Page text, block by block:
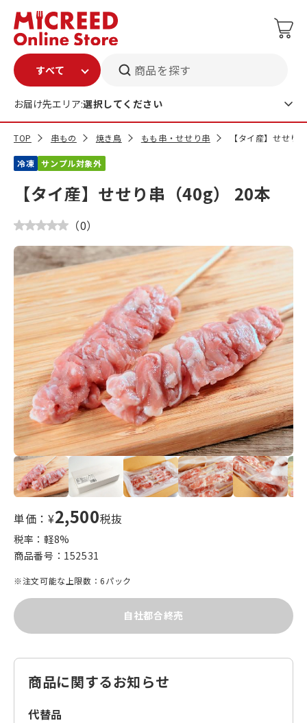
商品を探す
お届け先エリア:選択してください
TOP 串もの 焼き鳥 もも串・せせり串 【タイ産】せせり
冷凍 サンプル対象外
【タイ産】せせり串（40g） 20本
（0）
単価：¥2,500税抜
税率：軽8%
商品番号： 152531
※注文可能な上限数：6パック
自社都合終売
商品に関するお知らせ
代替品